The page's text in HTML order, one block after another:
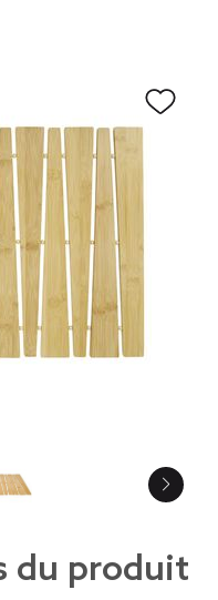
du produit